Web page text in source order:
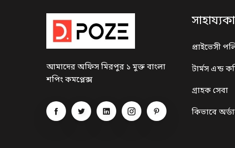
আমাদের অফিস মিরপুর ১ মুক্ত বাংলা
শপিং কমপ্লেক্স
প্রাইভেসী
টার্মস এন্ড
গ্রাহক সেবা
কিভাবে